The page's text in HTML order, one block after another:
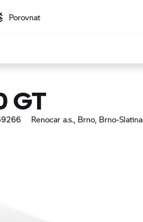
Porovnat
GT
Renocar a.s., Brno, Brno-Slatina